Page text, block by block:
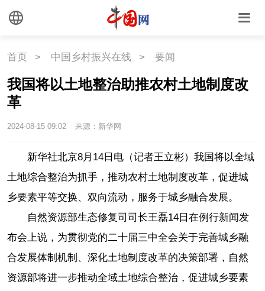
首页 > 中国乡村振兴在线 > 要闻
我国将以土地整治助推农村土地制度改
革
2024-08-15 09:02 来源：新华网
新华社北京8月14日电（记者王立彬）我国将以全域
土地综合整治为抓手，推动农村土地制度改革，促进城
乡要素平等交换、双向流动，服务于城乡融合发展。
自然资源部生态修复司司长王磊14日在例行新闻发
布会上说，为贯彻党的二十届三中全会关于完善城乡融
合发展体制机制、深化土地制度改革的决策部署，自然
资源部将进一步推动全域土地综合整治，促进城乡要素